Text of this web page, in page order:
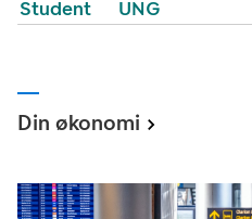
Student UNG
Din økonomi